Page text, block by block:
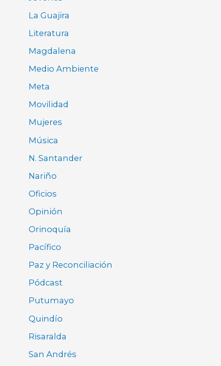
La Guajira
Literatura
Magdalena
Medio Ambiente
Meta
Movilidad
Mujeres
Música
N. Santander
Nariño
Oficios
Opinión
Orinoquía
Pacífico
Paz y Reconciliación
Pódcast
Putumayo
Quindío
Risaralda
San Andrés